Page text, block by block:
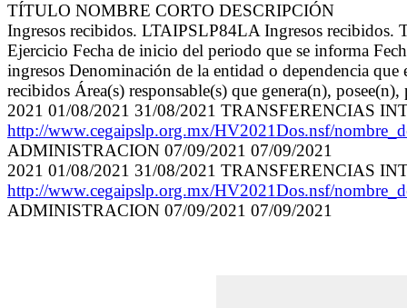
TÍTULO NOMBRE CORTO DESCRIPCIÓN
Ingresos recibidos. LTAIPSLP84LA Ingresos recibidos.
Ejercicio Fecha de inicio del periodo que se informa
ingresos Denominación de la entidad o dependencia
recibidos Área(s) responsable(s) que genera(n),
2021 01/08/2021 31/08/2021 TRANSFERENCIAS
http://www.cegaipslp.org.mx/HV2021Dos.nsf/
ADMINISTRACION 07/09/2021 07/09/2021
2021 01/08/2021 31/08/2021 TRANSFERENCIAS
http://www.cegaipslp.org.mx/HV2021Dos.nsf/
ADMINISTRACION 07/09/2021 07/09/2021